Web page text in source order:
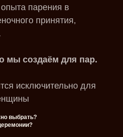
опыта парения в
принятия,
мы создаём для пар.
исключительно для
выбрать?